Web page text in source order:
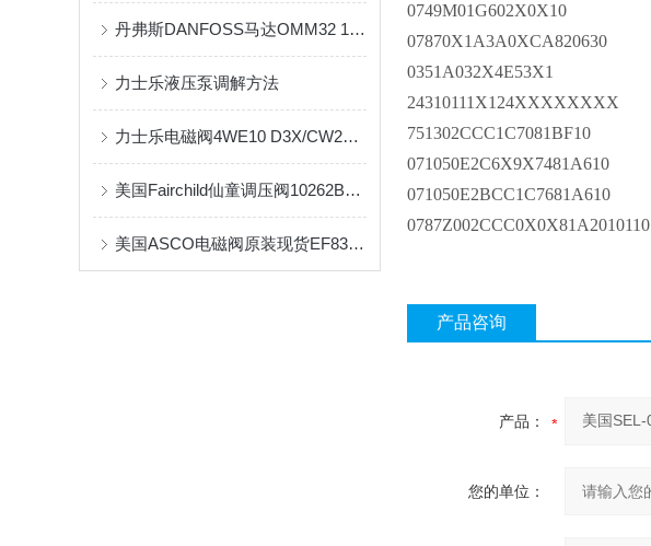
丹弗斯DANFOSS马达OMM32 151G0029现货原装供应
力士乐液压泵调解方法
力士乐电磁阀4WE10 D3X/CW230N9K4工作原理
美国Fairchild仙童调压阀10262BPJ的安装及特点介绍
美国ASCO电磁阀原装现货EF8320G176 220VAC
0749M01G602X0X10
07870X1A3A0XCA820630
0351A032X4E53X1
24310111X124XXXXXXXX
751302CCC1C7081BF10
071050E2C6X9X7481A610
071050E2BCC1C7681A610
0787Z002CCC0X0X81A2010110
产品咨询
产品：
您的单位：